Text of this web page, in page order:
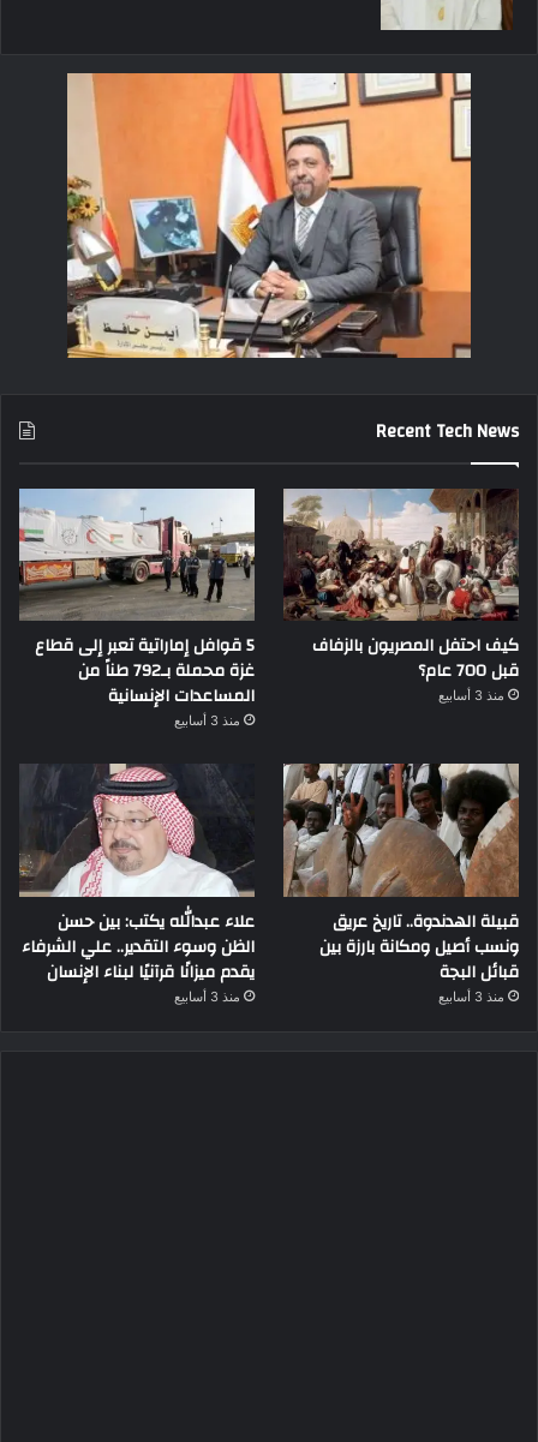
Recent Tech News
كيف احتفل المصريون بالزفاف
قبل 700 عام؟
منذ 3 أسابيع
5 قوافل إماراتية تعبر إلى قطاع
غزة محملة بـ792 طناً من
المساعدات الإنسانية
منذ 3 أسابيع
قبيلة الهدندوة.. تاريخ عريق
ونسب أصيل ومكانة بارزة بين
قبائل البجة
منذ 3 أسابيع
علاء عبدالله يكتب: بين حسن
الظن وسوء التقدير.. علي الشرفاء
يقدم ميزانًا قرآنيًا لبناء الإنسان
منذ 3 أسابيع